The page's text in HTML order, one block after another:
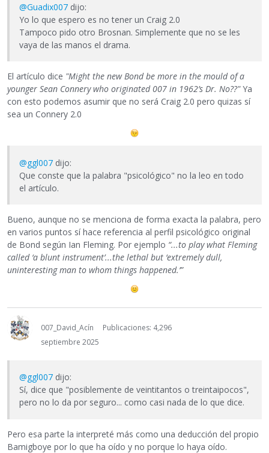
@Guadix007 dijo:
Yo lo que espero es no tener un Craig 2.0
Tampoco pido otro Brosnan. Simplemente que no se les
vaya de las manos el drama.
El artículo dice "Might the new Bond be more in the mould of a
younger Sean Connery who originated 007 in 1962’s Dr. No??"Ya
con esto podemos asumir que no será Craig 2.0 pero quizas sí
sea un Connery 2.0
@ggl007 dijo:
Que conste que la palabra "psicológico" no la leo en todo
el artículo.
Bueno, aunque no se menciona de forma exacta la palabra, pero
en varios puntos sí hace referencia al perfil psicológico original
de Bond según Ian Fleming. Por ejemplo “...to play what Fleming
called ‘a blunt instrument’...the lethal but ‘extremely dull,
uninteresting man to whom things happened.’”
007_David_Acín
Publicaciones: 4,296
septiembre 2025
@ggl007 dijo:
Sí, dice que "posiblemente de veintitantos o treintaipocos",
pero no lo da por seguro... como casi nada de lo que dice.
Pero esa parte la interpreté más como una deducción del propio
Bamigboye por lo que ha oído y no porque lo haya oído.